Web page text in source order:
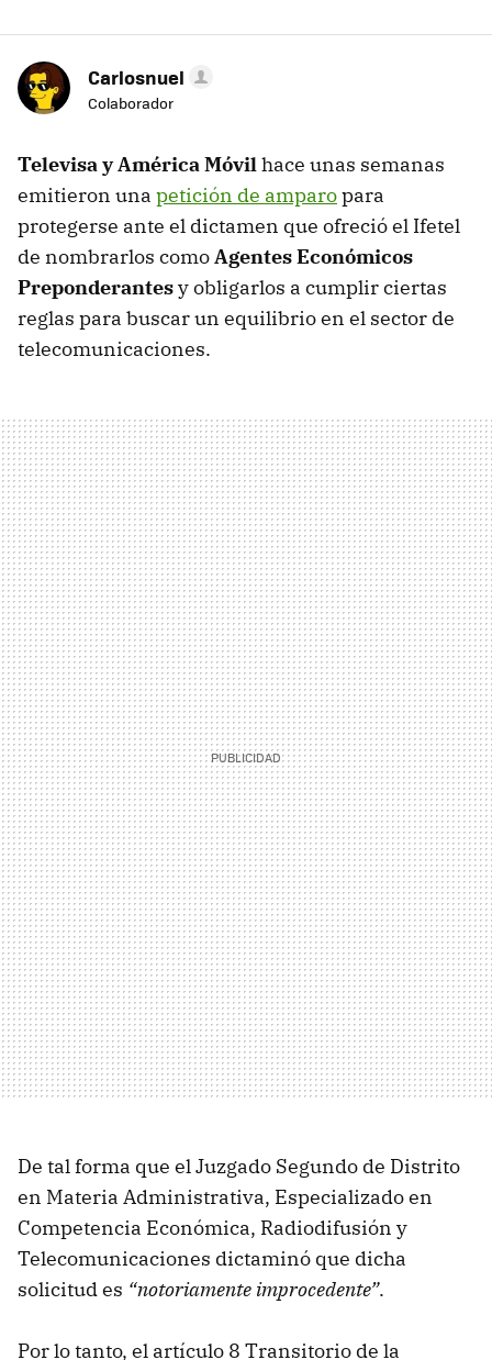
Carlosnuel
Colaborador
Televisa y América Móvilhace unas semanas
emitieron una petición de amparopara
protegerse ante el dictamen que ofreció el Ifetel
de nombrarlos comoAgentes Económicos
Preponderantesy obligarlos a cumplir ciertas
reglas para buscar un equilibrio en el sector de
telecomunicaciones.
De tal forma que el Juzgado Segundo de Distrito
en Materia Administrativa, Especializado en
Competencia Económica, Radiodifusión y
Telecomunicaciones dictaminó que dicha
solicitud es “notoriamente improcedente”.
Por lo tanto, el artículo 8 Transitorio de la